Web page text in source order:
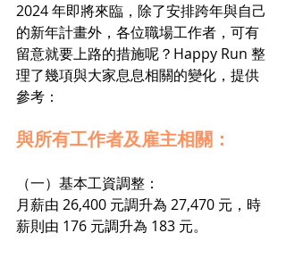
2024 年即將來臨，除了安排跨年與自己
的新年計畫外，各位職場工作者，可有
留意就要上路的措施呢？Happy Run 整
理了幾項與大家息息相關的變化，提供
參考：
與所有工作者及雇主相關：
（一）基本工資調整：
月薪由 26,400 元調升為 27,470 元，時
薪則由 176 元調升為 183 元。